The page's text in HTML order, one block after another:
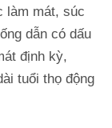
làm mát, súc
dẫn có dấu
định kỳ,
tuổi thọ động